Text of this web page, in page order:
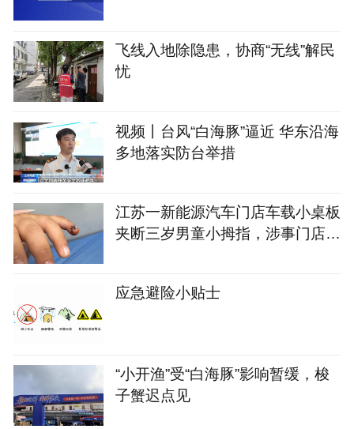
飞线入地除隐患，协商“无线”解民
忧
视频丨台风“白海豚”逼近 华东沿海
多地落实防台举措
江苏一新能源汽车门店车载小桌板
夹断三岁男童小拇指，涉事门店店
应急避险小贴士
“小开渔”受“白海豚”影响暂缓，梭
子蟹迟点见